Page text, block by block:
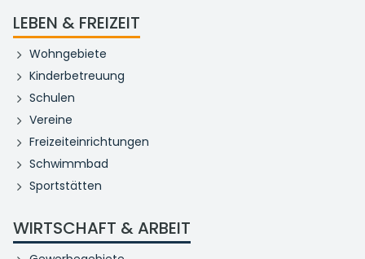
LEBEN & FREIZEIT
Wohngebiete
Kinderbetreuung
Schulen
Vereine
Freizeiteinrichtungen
Schwimmbad
Sportstätten
WIRTSCHAFT & ARBEIT